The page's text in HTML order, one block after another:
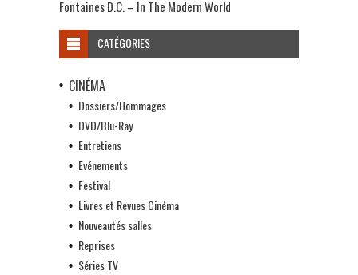
Fontaines D.C. – In The Modern World
CATÉGORIES
CINÉMA
Dossiers/Hommages
DVD/Blu-Ray
Entretiens
Evénements
Festival
Livres et Revues Cinéma
Nouveautés salles
Reprises
Séries TV